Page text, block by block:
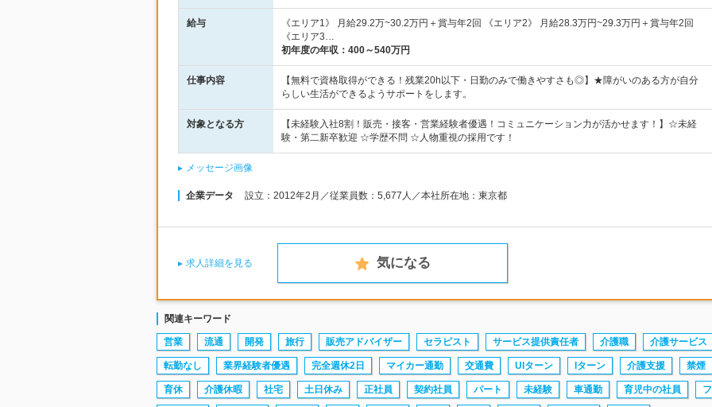
給与
《エリア1》 月給29.2万~30.2万円＋賞与年2回 《エリア2》 月給28.3万円~29.3万円＋賞与年2回
《エリア3…
初年度の年収： 400～540万円
仕事内容
【無料で資格取得ができる！残業20h以下・日勤のみで働きやすさも◎】★障がいのある方が自分
らしい生活ができるようサポートをします。
対象となる方
【未経験入社8割！販売・接客・営業経験者優遇！コミュニケーション力が活かせます！】☆未経
験・第二新卒歓迎 ☆学歴不問 ☆人物重視の採用です！
メッセージ画像
企業データ 設立：2012年2月／従業員数：5,677人／本社所在地：東京都
求人詳細を見る 気になる
関連キーワード
営業 流通 開発 旅行 販売アドバイザー セラピスト サービス提供責任者 介護職 介護サービス
転勤なし 業界経験者優遇 完全週休2日 マイカー通勤 交通費 UIターン Iターン 介護支援 禁煙
育休 介護休暇 社宅 土日休み 正社員 契約社員 パート 未経験 車通勤 育児中の社員